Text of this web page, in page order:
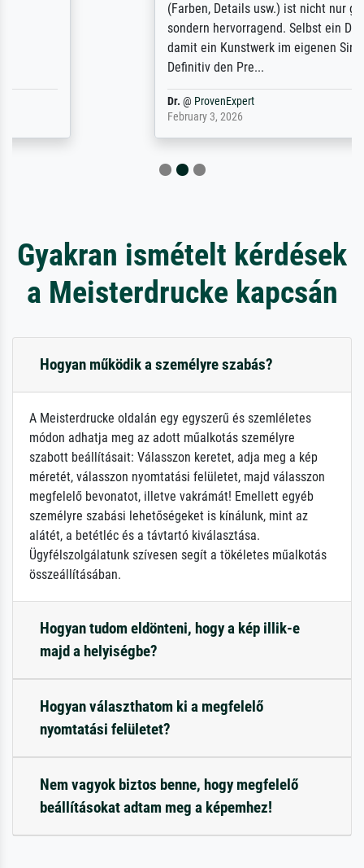
(Farben, Details usw.) ist nicht nur gut,
sondern hervorragend. Selbst ein Druck ist
damit ein Kunstwerk im eigenen Sinne.
Gyakran ismételt kérdések
a Meisterdrucke kapcsán
Hogyan működik a személyre szabás?
A Meisterdrucke oldalán egy egyszerű és szemléletes
módon adhatja meg az adott műalkotás személyre
szabott beállításait: Válasszon keretet, adja meg a kép
méretét, válasszon nyomtatási felületet, majd válasszon
megfelelő bevonatot, illetve vakrámát! Emellett egyéb
személyre szabási lehetőségeket is kínálunk, mint az
alátét, a betétléc és a távtartó kiválasztása.
Ügyfélszolgálatunk szívesen segít a tökéletes műalkotás
összeállításában.
Hogyan tudom eldönteni, hogy a kép illik-e
majd a helyiségbe?
Hogyan választhatom ki a megfelelő
nyomtatási felületet?
Nem vagyok biztos benne, hogy megfelelő
beállításokat adtam meg a képemhez!